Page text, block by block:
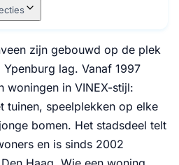
zijn gebouwd op de plek
lag. Vanaf 1997
woningen in VINEX-stijl:
tuinen, speelplekken op elke
bomen. Het stadsdeel telt
en is sinds 2002